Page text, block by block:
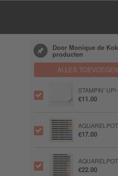
Door Monique de
producten
ALLES
STAMPIN’
€11.00
€17.00
€22.00